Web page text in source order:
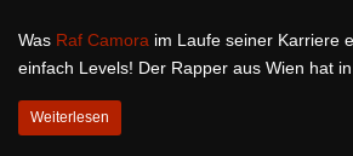
Was Raf Camora im Laufe seiner Karriere
einfach Levels! Der Rapper aus Wien hat
Weiterlesen